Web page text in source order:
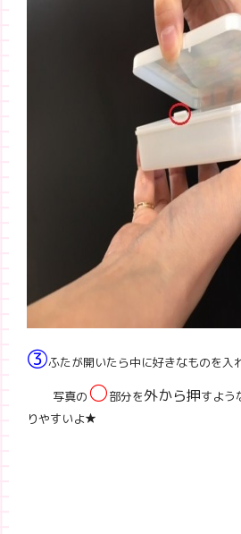
③ふたが開いたら中に好きなものを入
写真の○部分を外から押すよう
りやすいよ★